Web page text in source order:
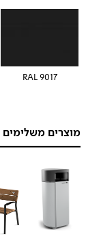
RAL 9017
מוצרים משלימים